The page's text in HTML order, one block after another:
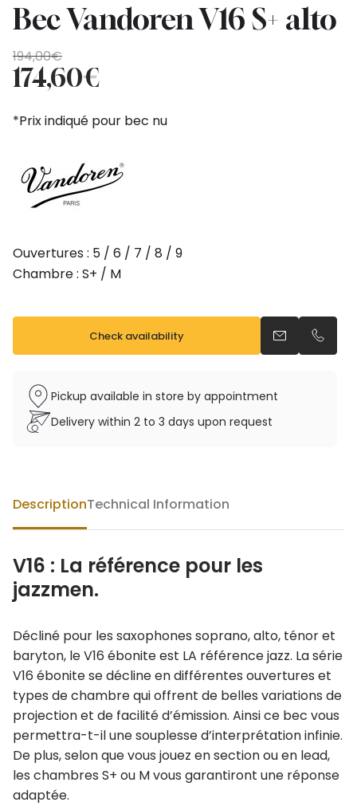
Bec Vandoren V16 S+ alto
194,00€
Original
price
was:
194,00€.
174,60€
Current
price
is:
174,60€.
*Prix indiqué pour bec nu
Ouvertures : 5 / 6 / 7 / 8 / 9
Chambre : S+ / M
Check availability Send an email
Call us
Pickup available in store by appointment
Delivery within 2 to 3 days upon request
DescriptionTechnical Information
V16 : La référence pour les
jazzmen.
Décliné pour les saxophones soprano, alto, ténor et
baryton, le V16 ébonite est LA référence jazz. La série
V16 ébonite se décline en différentes ouvertures et
types de chambre qui offrent de belles variations de
projection et de facilité d’émission. Ainsi ce bec vous
permettra-t-il une souplesse d’interprétation infinie.
De plus, selon que vous jouez en section ou en lead,
les chambres S+ ou M vous garantiront une réponse
adaptée.